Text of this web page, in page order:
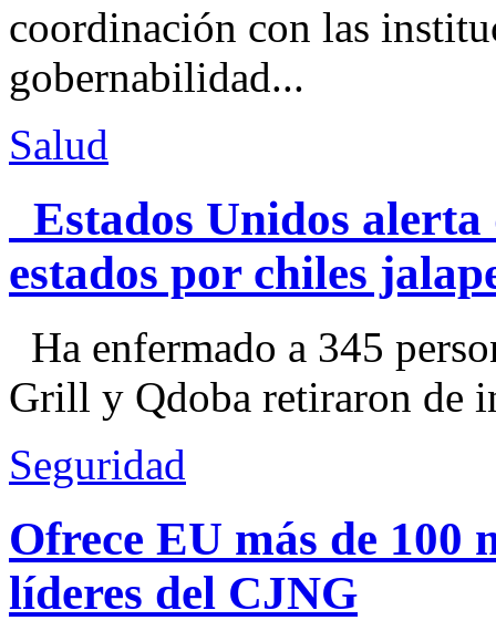
coordinación con las
gobernabilidad...
Salud
Estados Unidos alerta
estados por chiles
Ha enfermado a 345
Grill y Qdoba retiraron de
Seguridad
Ofrece EU más de 100
líderes del CJNG